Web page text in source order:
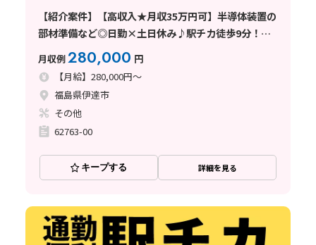
【紹介案件】【高収入★月収35万円可】半導体装置の
部材準備など◎日勤×土日休み♪駅チカ徒歩9分！空
月収例280,000 円
【月給】280,000円～
福島県伊達市
その他
62763-00
キープする 詳細を見る